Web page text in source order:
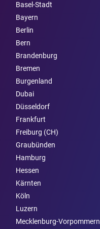
Basel-Stadt
Bayern
Berlin
Bern
Brandenburg
Bremen
Burgen­land
Dubai
Düsseldorf
Frankfurt
Freiburg (CH)
Graubünden
Hamburg
Hessen
Kärnten
Köln
Luzern
Mecklenburg-Vorpommern